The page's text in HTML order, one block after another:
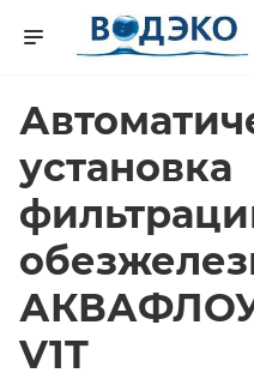
установка
АКВАФЛОУ
V1T